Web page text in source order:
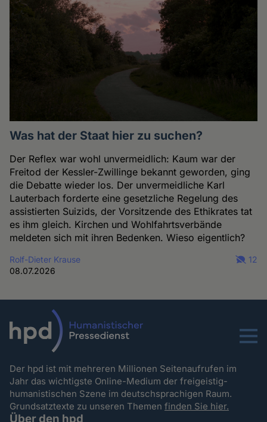
Was hat der Staat hier zu suchen?
Der Reflex war wohl unvermeidlich: Kaum war der
Freitod der Kessler-Zwillinge bekannt geworden, ging
die Debatte wieder los. Der unvermeidliche Karl
Lauterbach forderte eine gesetzliche Regelung des
assistierten Suizids, der Vorsitzende des Ethikrates tat
es ihm gleich. Kirchen und Wohlfahrtsverbände
meldeten sich mit ihren Bedenken. Wieso eigentlich?
Rolf-Dieter Krause
08.07.2026
12
Menu
Der hpd ist mit mehreren Millionen Seitenaufrufen im
Jahr das wichtigste Online-Medium der freigeistig-
humanistischen Szene im deutschsprachigen Raum.
Grundsatztexte zu unseren Themenfinden Sie hier.
Über den hpd